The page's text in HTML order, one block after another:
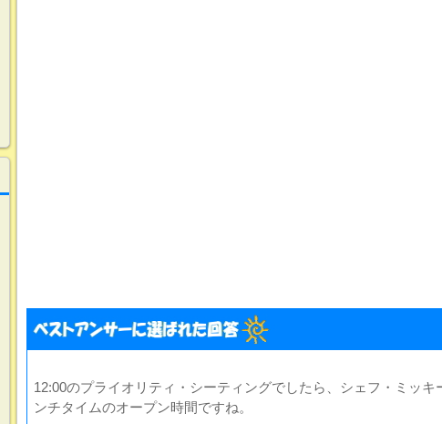
12:00のプライオリティ・シーティングでしたら、シェフ・ミッキ
ンチタイムのオープン時間ですね。